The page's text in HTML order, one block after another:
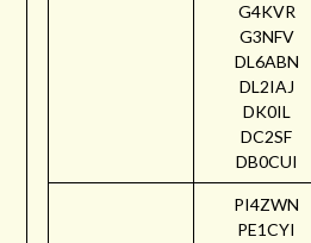
G4KVR
G3NFV
DL6ABN
DL2IAJ
DK0IL
DC2SF
DB0CUI
PI4ZWN
PE1CYI